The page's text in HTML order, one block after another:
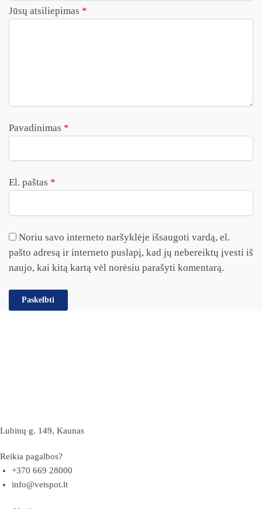
Jūsų atsiliepimas *
Pavadinimas *
El. paštas *
Noriu savo interneto naršyklėje išsaugoti vardą, el.
pašto adresą ir interneto puslapį, kad jų nebereiktų įvesti iš
naujo, kai kitą kartą vėl norėsiu parašyti komentarą.
Lubinų g. 149, Kaunas
Reikia pagalbos?
+370 669 28000
info@vetspot.lt